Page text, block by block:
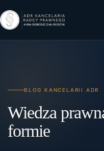
BLOG KANCELARII ADR
Wiedza
formie